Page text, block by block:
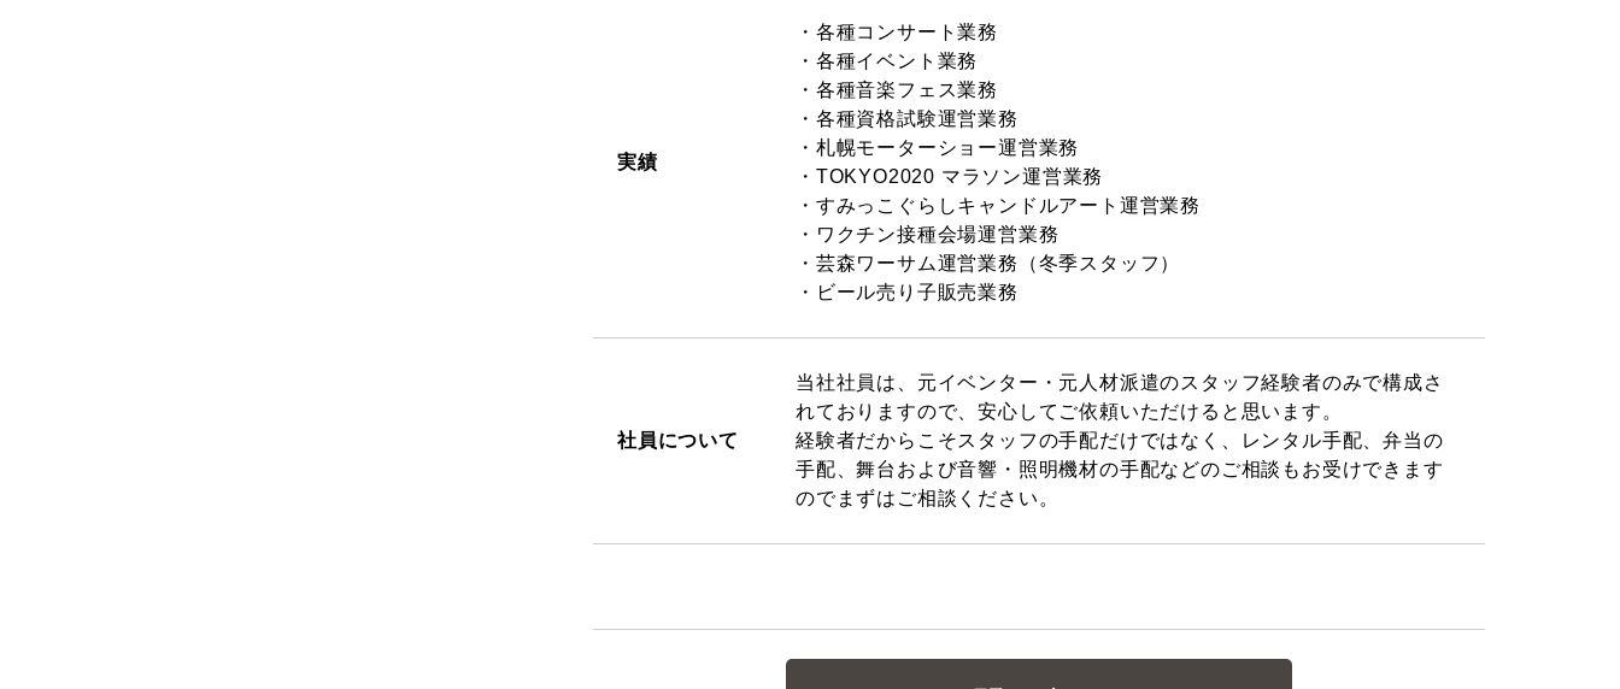
実績
・各種コンサート業務
・各種イベント業務
・各種音楽フェス業務
・各種資格試験運営業務
・札幌モーターショー運営業務
・TOKYO2020 マラソン運営業務
・すみっこぐらしキャンドルアート運営業務
・ワクチン接種会場運営業務
・芸森ワーサム運営業務（冬季スタッフ）
・ビール売り子販売業務
社員について
当社社員は、元イベンター・元人材派遣のスタッフ経験者のみで構成さ
れておりますので、安心してご依頼いただけると思います。
経験者だからこそスタッフの手配だけではなく、レンタル手配、弁当の
手配、舞台および音響・照明機材の手配などのご相談もお受けできます
のでまずはご相談ください。